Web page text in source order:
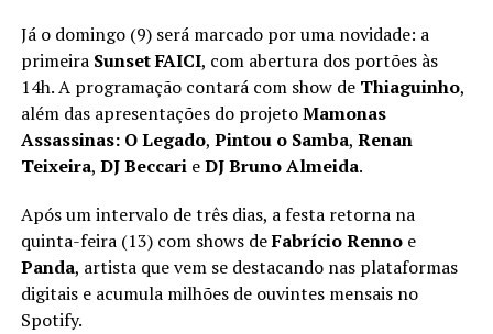
Já o domingo (9) será marcado por uma novidade: a
primeira Sunset FAICI, com abertura dos portões às
14h. A programação contará com show de Thiaguinho,
além das apresentações do projetoMamonas
Assassinas: O Legado, Pintou o Samba, Renan
Teixeira, DJ BeccarieDJ Bruno Almeida.
Após um intervalo de três dias, a festa retorna na
quinta-feira (13) com shows deFabrício Rennoe
Panda, artista que vem se destacando nas plataformas
digitais e acumula milhões de ouvintes mensais no
Spotify.